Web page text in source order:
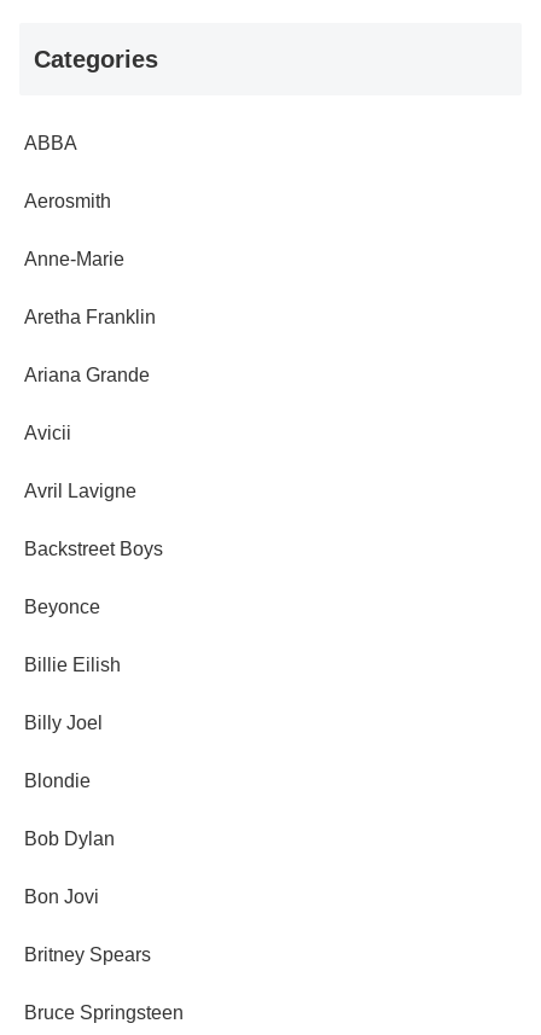
Categories
ABBA
Aerosmith
Anne-Marie
Aretha Franklin
Ariana Grande
Avicii
Avril Lavigne
Backstreet Boys
Beyonce
Billie Eilish
Billy Joel
Blondie
Bob Dylan
Bon Jovi
Britney Spears
Bruce Springsteen